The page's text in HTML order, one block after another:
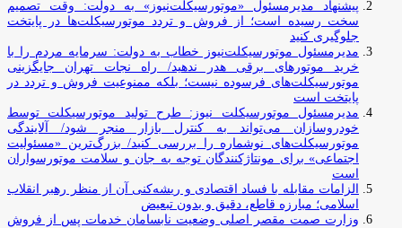
پیشنهاد مدیرمسئول «موتورسیکلت‌نیوز» به دولت: وقت تصمیم
سخت رسیده است؛ از فروش و تردد موتورسیکلت‌ها در پایتخت
جلوگیری کنید
مدیرمسئول موتورسیکلت‌نیوز خطاب به دولت: سرمایه مردم را با
خرید موتورهای برقی هدر ندهید/ راه نجات تهران جایگزینی
موتورسیکلت‌های فرسوده نیست؛ بلکه ممنوعیت فروش و تردد در
پایتخت است
مدیرمسئول موتورسیکلت نیوز: طرح تولید موتورسیکلت توسط
خودروسازان می‌تواند به کنترل بازار منجر شود/ آلایندگی
موتورسیکلت‌های نوشماره را بررسی کنید/ بزرگ‌ترین «مسئولیت
اجتماعی» برای مونتاژکنندگان توجه به جان و سلامت موتورسواران
است
الزامات مقابله با فساد اقتصادی و ریشه‌کنی آن از منظر رهبر انقلاب
اسلامی؛ مبارزه قاطع، دقیق و بدون تبعیض
وزارت صمت مقصر اصلی وضعیت نابسامان خدمات پس از فروش